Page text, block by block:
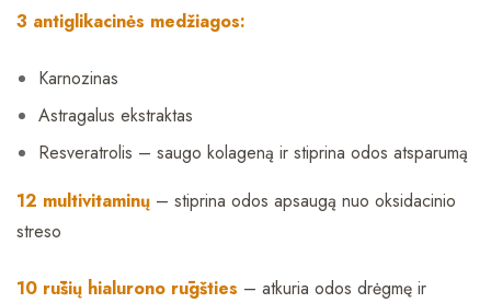
3 antiglikacinės medžiagos:
Karnozinas
Astragalus ekstraktas
Resveratrolis – saugo kolageną ir stiprina odos atsparumą
12 multivitaminų – stiprina odos apsaugą nuo oksidacinio
streso
10 rūšių hialurono rūgšties – atkuria odos drėgmę ir